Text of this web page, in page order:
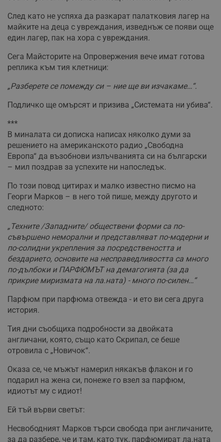
След като не успяха да разкарат палатковия лагер на
майките на деца с увреждания, изведнъж се появи още
един лагер, пак на хора с увреждания.
Сега Майсторите на Опровержения вече имат готова
реплика към тия клетници:
„Разберете се помежду си – ние ще ви изчакаме…“.
Подличко ще омърсят и призива „Системата ни убива“.
***
В миналата си дописка написах няколко думи за
решението на американското радио „Свободна
Европа“ да възобнови излъчванията си на български
– мил поздрав за успехите ни напоследък.
По този повод цитирах и малко известно писмо на
Георги Марков – в него той пише, между другото и
следното:
„Техните /Западните/ обществени форми са по-
съвършено неморални и представляват по-модерни и
по-солидни укрепления за посредствеността и
бездарието, основите на несправедливостта са много
по-дълбоки и ПАРФЮМЪТ на демагогията (за да
прикрие миризмата на ла.ната) - много по-силен…“
Парфюм при парфюма отвежда - и ето ви сега друга
история.
Тия дни съобщиха подробности за двойката
англичани, която, също като Скрипал, се беше
отровила с „Новичок“.
Оказа се, че мъжът намерил някакъв флакон и го
подарил на жена си, понеже го взел за парфюм,
идиотът му с идиот!
Ей тъй върви светът:
Несвободният Марков търси свобода при англичаните,
за да разбере, че и там, като тук, парфюмират ла.ната
Таргетиране
Некласифицирани
функционалност на уебсайта, като потребителско
влизане и управление на акаунта. Уебсайтът не може да
се използва правилно без строго необходими
бисквитки.
__RequestVerificationToken
Microsoft
Corporation
Сесия
VISITOR_PRIVACY_METADATA
YouTube
.youtube.com
5 месеца